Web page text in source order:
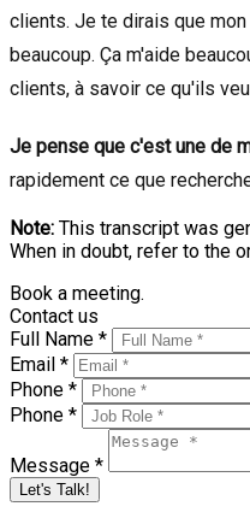
clients. Je te dirais que
beaucoup. Ça m'aide
clients, à savoir ce qu'ils
Je pense que c'est une de
rapidement ce que
Note: This transcript was
When in doubt, refer to the
Book a meeting.
Contact us
Full Name *
Email *
Phone *
Phone *
Message *
Let's Talk!